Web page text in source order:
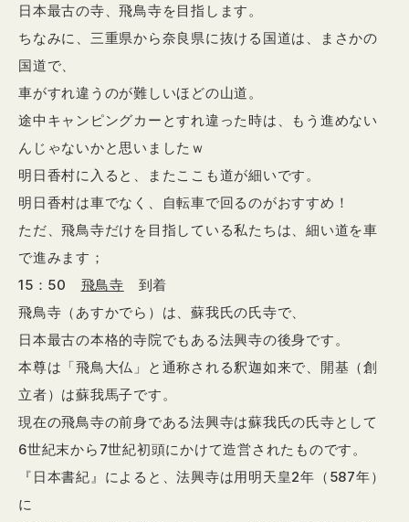
日本最古の寺、飛鳥寺を目指します。
ちなみに、三重県から奈良県に抜ける国道は、まさかの
国道で、
車がすれ違うのが難しいほどの山道。
途中キャンピングカーとすれ違った時は、もう進めない
んじゃないかと思いましたｗ
明日香村に入ると、またここも道が細いです。
明日香村は車でなく、自転車で回るのがおすすめ！
ただ、飛鳥寺だけを目指している私たちは、細い道を車
で進みます；
15：50 飛鳥寺 到着
飛鳥寺（あすかでら）は、蘇我氏の氏寺で、
日本最古の本格的寺院でもある法興寺の後身です。
本尊は「飛鳥大仏」と通称される釈迦如来で、開基（創
立者）は蘇我馬子です。
現在の飛鳥寺の前身である法興寺は蘇我氏の氏寺として
6世紀末から7世紀初頭にかけて造営されたものです。
『日本書紀』によると、法興寺は用明天皇2年（587年）
に